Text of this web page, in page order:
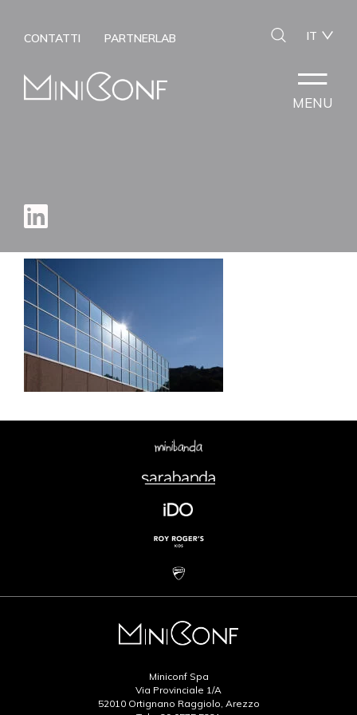
CONTATTI IT
PARTNERLAB
MENU
Miniconf Spa
Via Provinciale 1/A
52010 Ortignano Raggiolo, Arezzo